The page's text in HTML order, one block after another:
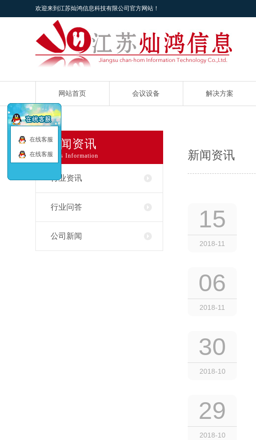
欢迎来到江苏灿鸿信息科技有限公司官方网站！
网站首页 会议设备 解决方案
新闻资讯
News Information
行业资讯
行业问答
公司新闻
新闻资讯
15
2018-11
06
2018-11
30
2018-10
29
2018-10
在线客服
在线客服